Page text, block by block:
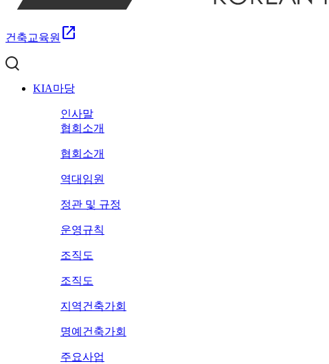
건축교육원 open_in_new
KIA마당
인사말
협회소개
협회소개
역대임원
정관 및 규정
운영규칙
조직도
조직도
지역건축가회
명예건축가회
주요사업